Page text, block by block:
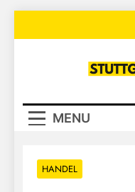
MENU
HANDEL